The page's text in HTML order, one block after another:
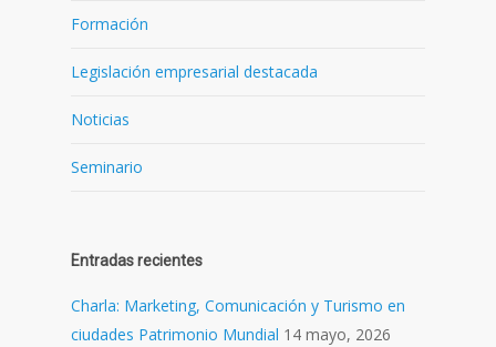
Formación
Legislación empresarial destacada
Noticias
Seminario
Entradas recientes
Charla: Marketing, Comunicación y Turismo en
ciudades Patrimonio Mundial 14 mayo, 2026